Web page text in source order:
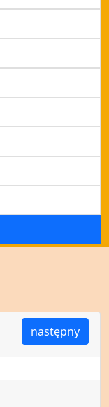
następny